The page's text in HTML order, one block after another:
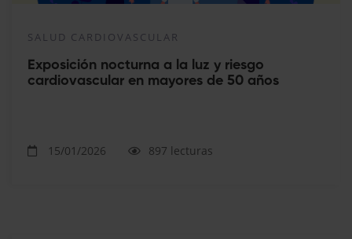
SALUD CARDIOVASCULAR
Exposición nocturna a la luz y riesgo
cardiovascular en mayores de 50 años
15/01/2026 897 lecturas